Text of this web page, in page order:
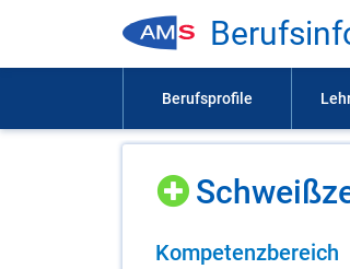
Kom­pe­tenz­be­reich